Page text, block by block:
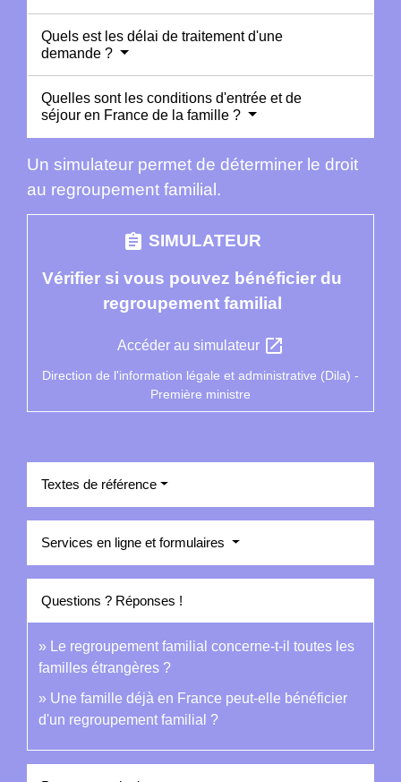
Quels est les délai de traitement d'une
demande ?
Quelles sont les conditions d'entrée et de
séjour en France de la famille ?
Un simulateur permet de déterminer le droit
au regroupement familial.
assignment SIMULATEUR
Vérifier si vous pouvez bénéficier du
regroupement familial
Accéder au simulateur open_in_new
Direction de l'information légale et administrative (Dila) -
Première ministre
Textes de référence
Services en ligne et formulaires
Questions ? Réponses !
Le regroupement familial concerne-t-il toutes les
familles étrangères ?
Une famille déjà en France peut-elle bénéficier
d'un regroupement familial ?